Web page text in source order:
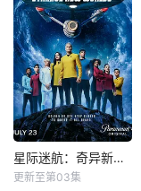
星际迷航：奇异新世界第四季
更新至第03集